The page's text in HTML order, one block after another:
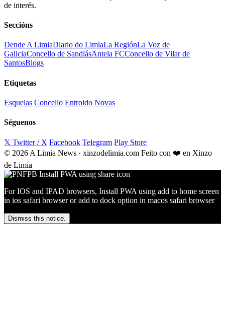
de interés.
Seccións
Dende A LimiaDiario do LimiaLa RegiónLa Voz de
GaliciaConcello de SandiásAntela FCConcello de Vilar de
SantosBlogs
Etiquetas
Esquelas Concello Entroido Novas
Séguenos
𝕏 Twitter / X Facebook Telegram Play Store
© 2026 A Limia News · xinzodelimia.com Feito con ❤️ en Xinzo
de Limia
For IOS and IPAD browsers, Install PWA using add to home screen
in ios safari browser or add to dock option in macos safari browser
Dismiss this notice.